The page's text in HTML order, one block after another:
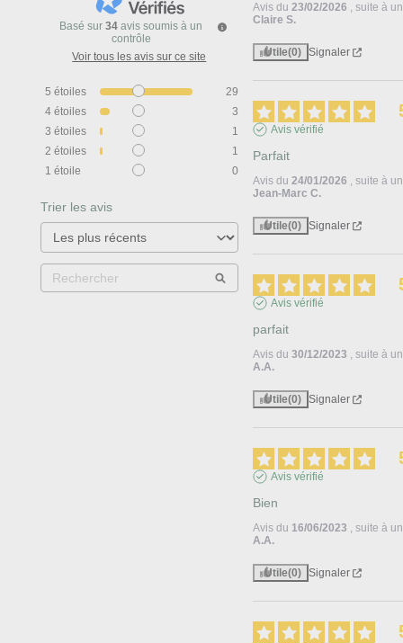
Basé sur34 avis soumis à un
contrôle
Voir tous les avis sur ce site
5 étoiles
29
4 étoiles
3
3 étoiles
1
2 étoiles
1
1 étoile 0
Trier les avis
Avis du23/02/2026 , suite à
Claire S.
Utile(0) Signaler
Avis vérifié
Parfait
Avis du24/01/2026 , suite à
Jean-Marc C.
Utile(0) Signaler
Avis vérifié
parfait
Avis du30/12/2023 , suite à
A.A.
Utile(0) Signaler
Avis vérifié
Bien
Avis du 16/06/2023 , suite à
A.A.
Utile(0) Signaler